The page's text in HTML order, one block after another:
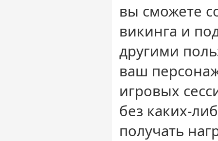
вы сможете
викинга и
другими
ваш
игровых
без каких-
получать